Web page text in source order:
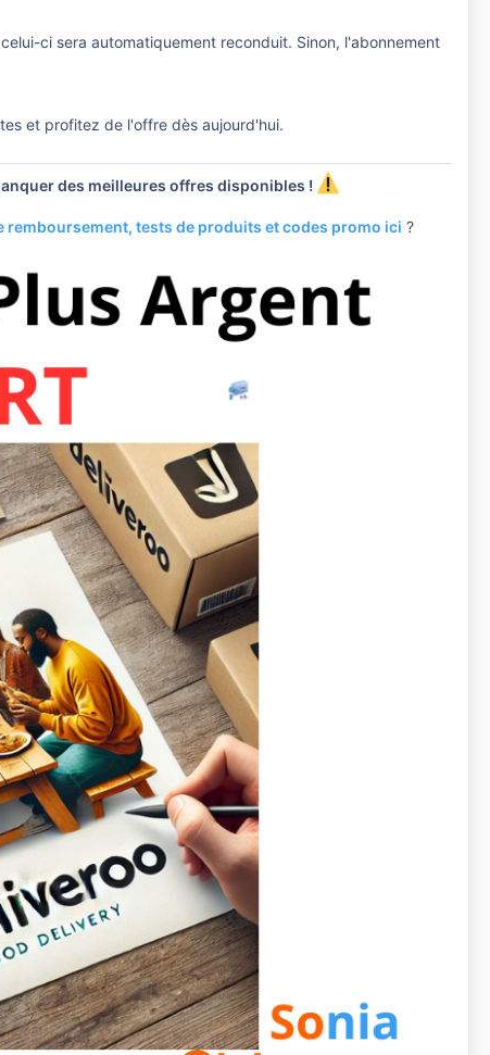
ci sera automatiquement reconduit. Sinon, l'abonnement
et profitez de l'offre dès aujourd'hui.
des meilleures offres disponibles !
tests de produits et codes promo ici ?